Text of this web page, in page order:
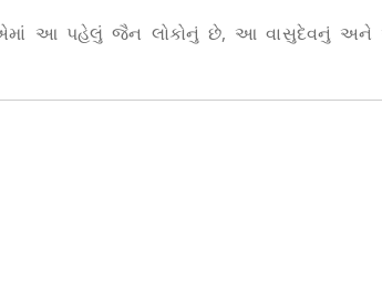
આ પહેલું જૈન લોકોનું છે, આ વાસુદેવનું અને